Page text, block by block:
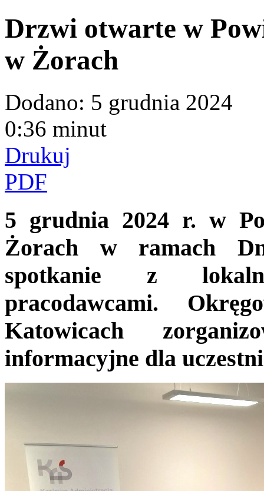
Drzwi otwarte w
w Żorach
Dodano: 5 grudnia 2024
0:36 minut
Drukuj
PDF
5 grudnia 2024 r. w
Żorach w ramach
spotkanie z
pracodawcami.
Katowicach
informacyjne dla